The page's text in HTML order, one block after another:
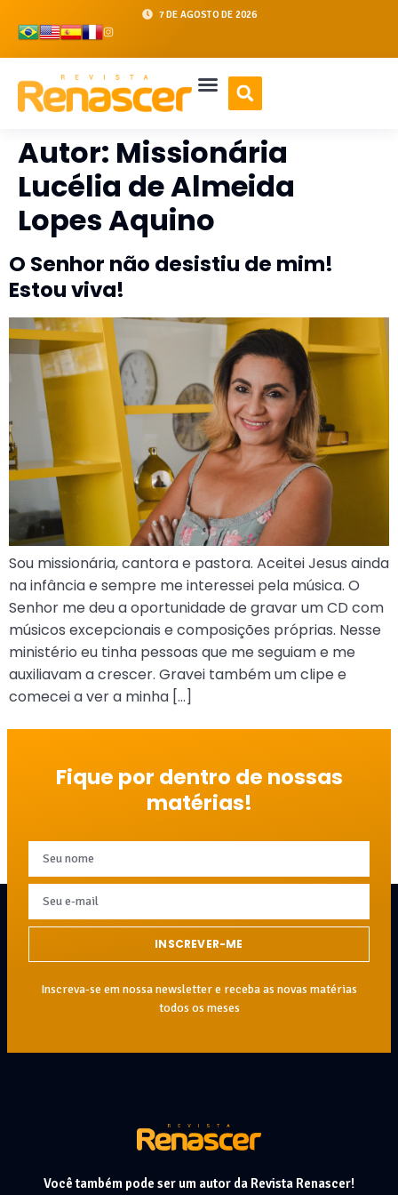
7 DE AGOSTO DE 2026
Autor: Missionária
Lucélia de Almeida
Lopes Aquino
O Senhor não desistiu de mim!
Estou viva!
Sou missionária, cantora e pastora. Aceitei Jesus ainda
na infância e sempre me interessei pela música. O
Senhor me deu a oportunidade de gravar um CD com
músicos excepcionais e composições próprias. Nesse
ministério eu tinha pessoas que me seguiam e me
auxiliavam a crescer. Gravei também um clipe e
comecei a ver a minha […]
Fique por dentro de nossas
matérias!
INSCREVER-ME
Inscreva-se em nossa newsletter e receba as novas matérias
todos os meses
Você também pode ser um autor da Revista Renascer!